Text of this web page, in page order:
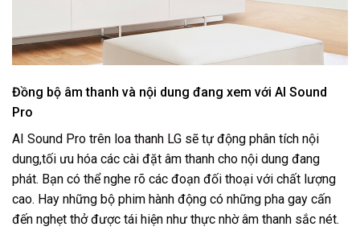
Đồng bộ âm thanh và nội dung đang xem với AI Sound
Pro
AI Sound Pro trên loa thanh LG sẽ tự động phân tích nội
dung,tối ưu hóa các cài đặt âm thanh cho nội dung đang
phát. Bạn có thể nghe rõ các đoạn đối thoại với chất lượng
cao. Hay những bộ phim hành động có những pha gay cấn
đến nghẹt thở được tái hiện như thực nhờ âm thanh sắc nét.